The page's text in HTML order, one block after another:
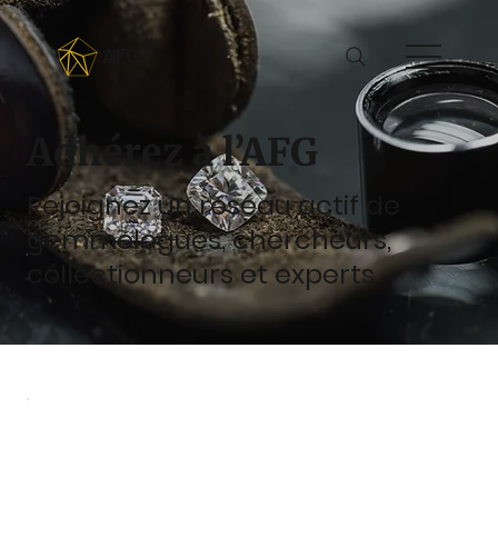
Adhérez à l’AFG
Rejoignez un réseau actif de
gemmologues, chercheurs,
collectionneurs et experts